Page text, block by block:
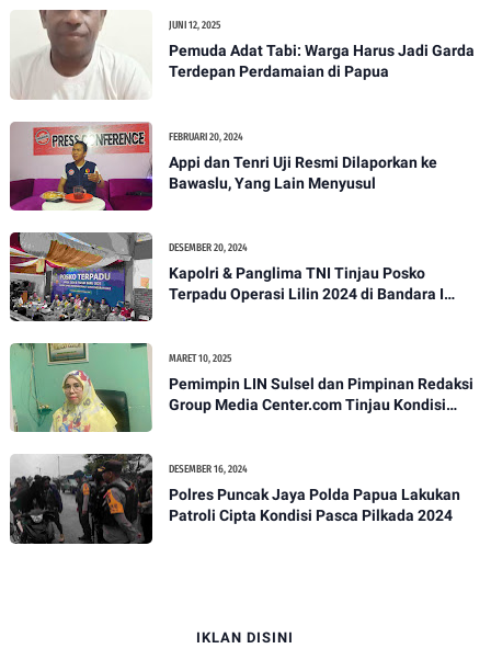
JUNI 12, 2025
Pemuda Adat Tabi: Warga Harus Jadi Garda
Terdepan Perdamaian di Papua
FEBRUARI 20, 2024
Appi dan Tenri Uji Resmi Dilaporkan ke
Bawaslu, Yang Lain Menyusul
DESEMBER 20, 2024
Kapolri & Panglima TNI Tinjau Posko
Terpadu Operasi Lilin 2024 di Bandara I
MARET 10, 2025
Pemimpin LIN Sulsel dan Pimpinan Redaksi
Group Media Center.com Tinjau Kondisi
DESEMBER 16, 2024
Polres Puncak Jaya Polda Papua Lakukan
Patroli Cipta Kondisi Pasca Pilkada 2024
IKLAN DISINI